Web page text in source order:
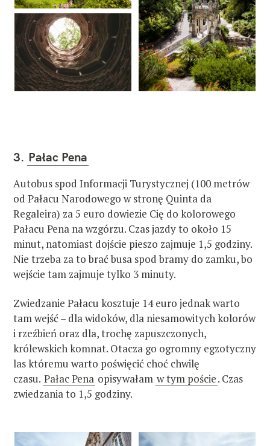
3. Pałac Pena
Autobus spod Informacji Turystycznej (100 metrów
od Pałacu Narodowego w stronę Quinta da
Regaleira) za 5 euro dowiezie Cię do kolorowego
Pałacu Pena na wzgórzu. Czas jazdy to około 15
minut, natomiast dojście pieszo zajmuje 1,5 godziny.
Nie trzeba za to brać busa spod bramy do zamku, bo
wejście tam zajmuje tylko 3 minuty.
Zwiedzanie Pałacu kosztuje 14 euro jednak warto
tam wejść – dla widoków, dla niesamowitych kolorów
i rzeźbień oraz dla, trochę zapuszczonych,
królewskich komnat. Otacza go ogromny egzotyczny
las któremu warto poświęcić choć chwilę
czasu. Pałac Pena opisywałam w tym poście. Czas
zwiedzania to 1,5 godziny.